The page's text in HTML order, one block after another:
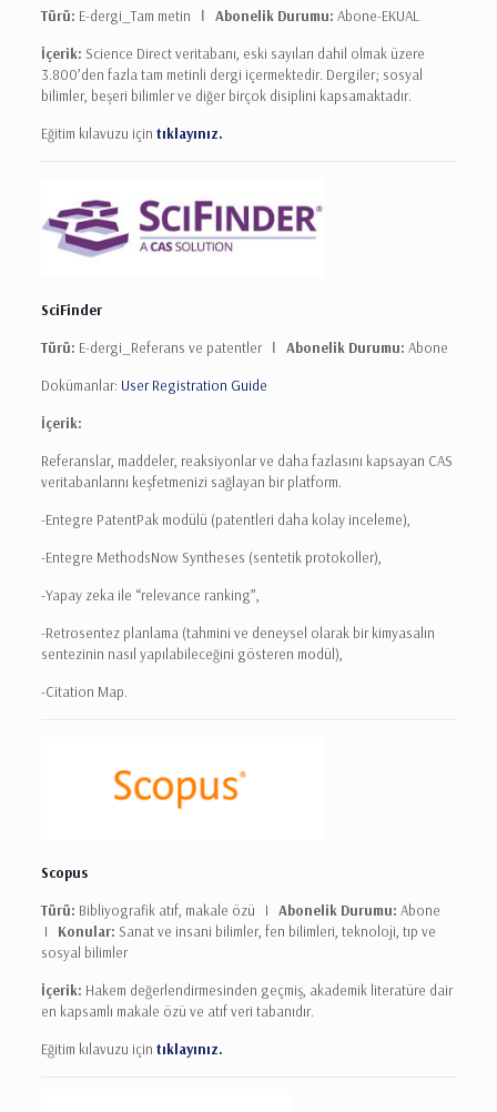
Türü: E-dergi_Tam metin Ι Abonelik Durumu: Abone-EKUAL
İçerik: Science Direct veritabanı, eski sayıları dahil olmak üzere
3.800’den fazla tam metinli dergi içermektedir. Dergiler; sosyal
bilimler, beşeri bilimler ve diğer birçok disiplini kapsamaktadır.
Eğitim kılavuzu için tıklayınız.
SciFinder
Türü: E-dergi_Referans ve patentler Ι Abonelik Durumu: Abone
Dokümanlar: User Registration Guide
İçerik:
Referanslar, maddeler, reaksiyonlar ve daha fazlasını kapsayan CAS
veritabanlarını keşfetmenizi sağlayan bir platform.
-Entegre PatentPak modülü (patentleri daha kolay inceleme),
-Entegre MethodsNow Syntheses (sentetik protokoller),
-Yapay zeka ile “relevance ranking”,
-Retrosentez planlama (tahmini ve deneysel olarak bir kimyasalın
sentezinin nasıl yapılabileceğini gösteren modül),
-Citation Map.
Scopus
Türü: Bibliyografik atıf, makale özü I Abonelik Durumu: Abone
I Konular: Sanat ve insani bilimler, fen bilimleri, teknoloji, tıp ve
sosyal bilimler
İçerik: Hakem değerlendirmesinden geçmiş, akademik literatüre dair
en kapsamlı makale özü ve atıf veri tabanıdır.
Eğitim kılavuzu için tıklayınız.